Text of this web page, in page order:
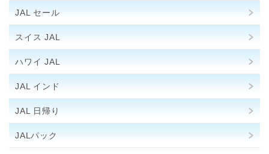
JAL セール
スイス JAL
ハワイ JAL
JAL インド
JAL 日帰り
JALパック